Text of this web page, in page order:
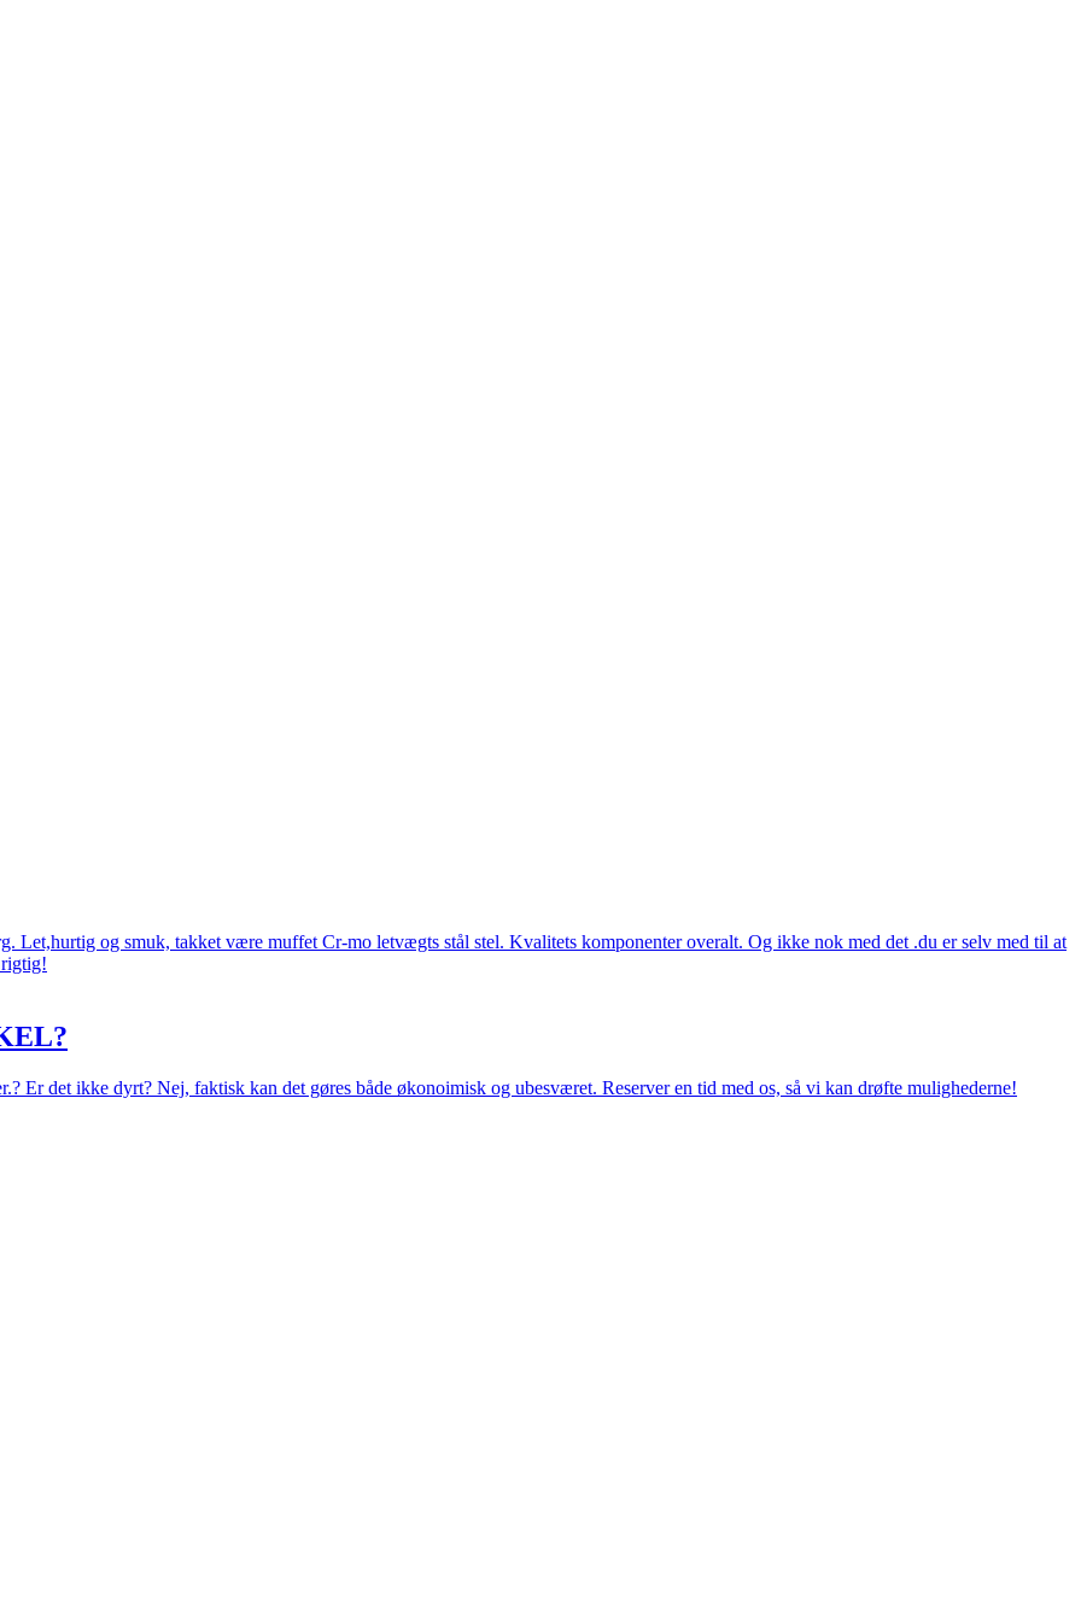
Let,hurtig og smuk, takket være muffet Cr-mo letvægts stål stel. Kvalitets komponenter overalt. Og ikke nok med det .du er selv med til at
rigtig!
Er det ikke dyrt? Nej, faktisk kan det gøres både økonoimisk og ubesværet. Reserver en tid med os, så vi kan drøfte mulighederne!